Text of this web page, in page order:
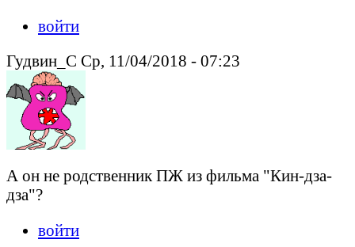
войти
Гудвин_С Ср, 11/04/2018 - 07:23
А он не родственник ПЖ из фильма "Кин-дза-
дза"?
войти